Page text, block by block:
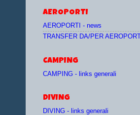
AEROPORTI
AEROPORTI - news
TRANSFER DA/PER AEROPORTI
CAMPING
CAMPING - links generali
DIVING
DIVING - links generali